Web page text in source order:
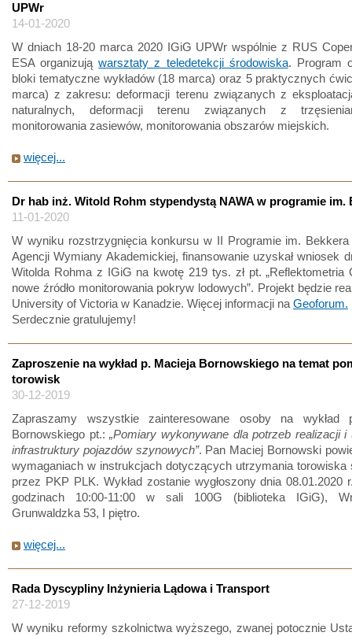
UPWr
14-01-2020
W dniach 18-20 marca 2020 IGiG UPWr wspólnie z RUS
ESA organizująwarsztaty z teledetekcji środowiska. Program
bloki tematyczne wykładów (18 marca) oraz 5 praktycznych
marca) z zakresu: deformacji terenu związanych z
naturalnych, deformacji terenu związanych z
monitorowania zasiewów, monitorowania obszarów miejskich.
więcej...
Dr hab inż. Witold Rohm stypendystą NAWA w programie im.
11-01-2020
W wyniku rozstrzygnięcia konkursu w II Programie im. Bekkera
Agencji Wymiany Akademickiej, finansowanie uzyskał wniosek
Witolda Rohma z IGiG na kwotę 219 tys. zł pt. „Reflektometria
nowe źródło monitorowania pokryw lodowych”. Projekt będzie
University of Victoria w Kanadzie. Więcej informacji na Geoforum.
Serdecznie gratulujemy!
Zaproszenie na wykład p. Macieja Bornowskiego na temat
torowisk
30-12-2019
Zapraszamy wszystkie zainteresowane osoby na wykład
Bornowskiego pt.:„Pomiary wykonywane dla potrzeb realizacji i
infrastruktury pojazdów szynowych”. Pan Maciej Bornowski
wymaganiach w instrukcjach dotyczących utrzymania torowiska
przez PKP PLK. Wykład zostanie wygłoszony dnia 08.01.2020
godzinach 10:00-11:00 w sali 100G (biblioteka IGiG),
Grunwaldzka 53, I piętro.
więcej...
Rada Dyscypliny Inżynieria Lądowa i Transport
27-12-2019
W wyniku reformy szkolnictwa wyższego, zwanej potocznie